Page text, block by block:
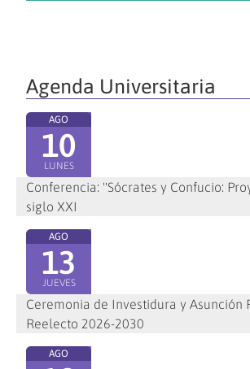
Agenda Universitaria
AGO
10
LUNES
Conferencia: "Sócrates y Confucio:
siglo XXI
AGO
13
JUEVES
Ceremonia de Investidura y Asunción
Reelecto 2026-2030
AGO